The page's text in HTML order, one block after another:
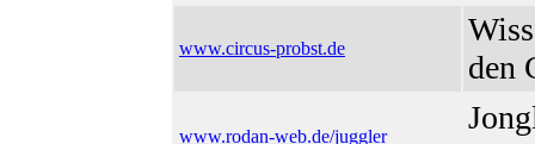
www.circus-probst.de
den
www.rodan-web.de/juggler